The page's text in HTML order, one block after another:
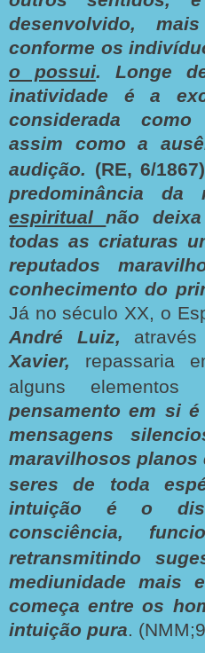
desenvolvido,
conforme os
o possui. Longe
inatividade é a
considerada como
assim como a
audição. (RE, 6/1867)
predominância da
espiritualnão
todas as criaturas
reputados
conhecimento do
Já no século XX, o
André Luiz,
Xavier, repassaria
alguns elementos
pensamento em si
mensagens
maravilhosos planos
seres de toda
intuição é o
consciência,
retransmitindo
mediunidade mais
começa entre os
intuição pura.